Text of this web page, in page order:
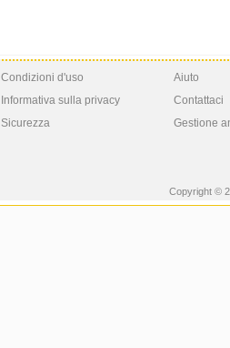
Condizioni d'uso
Informativa sulla privacy
Sicurezza
Aiuto
Contattaci
Gestione
Copyright ©